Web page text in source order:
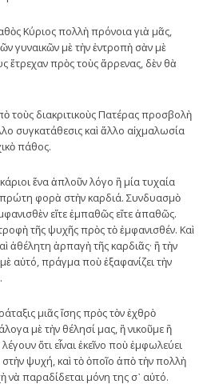
Κύριος πολλὴ πρόνοια γιὰ μᾶς,
γυναικῶν μὲ τὴν ἐντροπὴ σὰν μὲ
ἔτρεχαν πρὸς τοὺς ἄρρενας, δὲν θὰ
τοὺς διακριτικοὺς Πατέρας προσβολὴ
συγκατάθεσις καὶ ἄλλο αἰχμαλωσία
πάθος.
ἕνα ἁπλοῦν λόγο ἢ μία τυχαία
πρώτη φορὰ στὴν καρδιά. Συνδυασμὸ
εἴτε ἐμπαθῶς εἴτε ἀπαθῶς.
τῆς ψυχῆς πρὸς τὸ ἐμφανισθέν. Καὶ
ἀθέλητη ἁρπαγὴ τῆς καρδιᾶς· ἢ τὴν
αὐτό, πράγμα ποὺ ἐξαφανίζει τὴν
μιᾶς ἴσης πρὸς τὸν ἐχθρὸ
μὲ τὴν θέλησί μας, ἢ νικοῦμε ἢ
ὅτι εἶναι ἐκεῖνο ποὺ ἐμφωλεύει
ψυχή, καὶ τὸ ὁποῖο ἀπὸ τὴν πολλὴ
νὰ παραδίδεται μόνη της σ᾿ αὐτό.